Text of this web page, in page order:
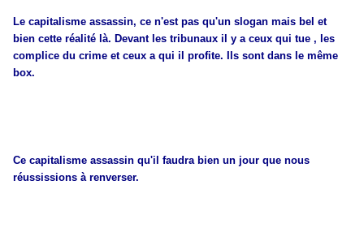
Le capitalisme assassin, ce n'est pas qu'un slogan mais bel et
bien cette réalité là. Devant les tribunaux il y a ceux qui tue , les
complice du crime et ceux a qui il profite. Ils sont dans le même
box.
Ce capitalisme assassin qu'il faudra bien un jour que nous
réussissions à renverser.